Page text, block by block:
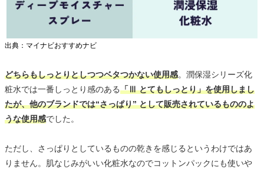
出典：マイナビおすすめナビ
どちらもしっとりとしつつベタつかない使用感。潤保湿シリーズ化
粧水では一番しっとり感のある「Ⅲ とてもしっとり」を使用しまし
たが、他のブランドでは“さっぱり” として販売されているもののよ
うな使用感でした。
ただし、さっぱりとしているものの乾きを感じるというわけではあ
りません。肌なじみがいい化粧水なのでコットンパックにも使いや